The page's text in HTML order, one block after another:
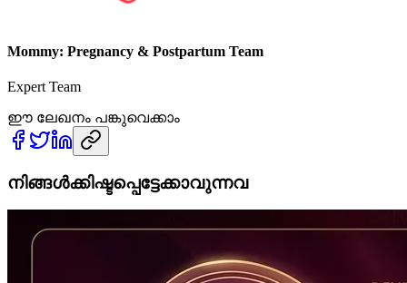
Mommy: Pregnancy & Postpartum Team
Expert Team
ഈ ലേഖനം പങ്കുവെക്കാം
നിങ്ങൾക്കിഷ്ടപ്പെട്ടേക്കാവുന്നവ